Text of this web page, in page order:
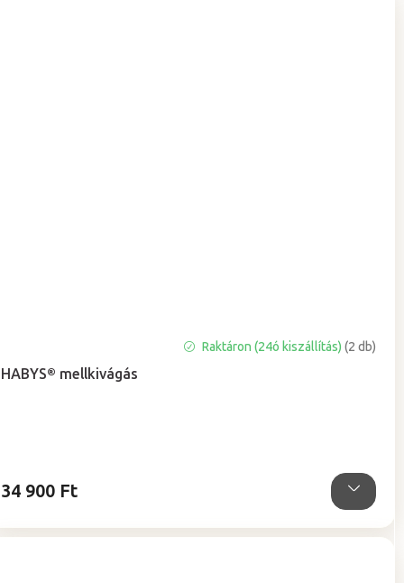
HABYS® mellkivágás
átlagos
Raktáron (24ó kiszállítás)(2 db)
34 900 Ft